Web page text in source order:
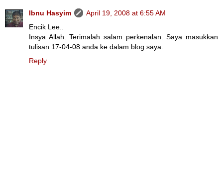
Ibnu Hasyim
April 19, 2008 at 6:55 AM
Encik Lee..
Insya Allah. Terimalah salam perkenalan. Saya masukkan
tulisan 17-04-08 anda ke dalam blog saya.
Reply